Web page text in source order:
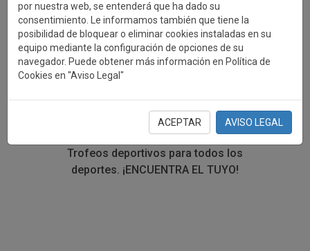
por nuestra web, se entenderá que ha dado su
consentimiento. Le informamos también que tiene la
posibilidad de bloquear o eliminar cookies instaladas en su
equipo mediante la configuración de opciones de su
navegador. Puede obtener más información en Política de
Cookies en "Aviso Legal"
ACEPTAR AVISO LEGAL
TROFEOS DEPORTIVOS
VOLEIBOL
En esta sección encontrarás una gran variedad de
trofeos deportivos. Define tu búsqueda mediante los
filtros por deporte, material y precio del trofeo.
Trofeos deportivos para todos los
deportes. ¡ENCUENTRA EL TUYO!